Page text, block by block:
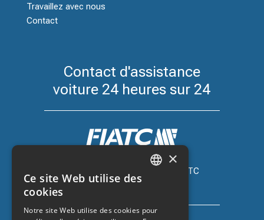
Travaillez avec nous
Contact
Contact d'assistance
voiture 24 heures sur 24
Assurance automobile avec FIATC
+34 918 66 98 06
×
Ce site Web utilise des
cookies
Notre site Web utilise des cookies pour